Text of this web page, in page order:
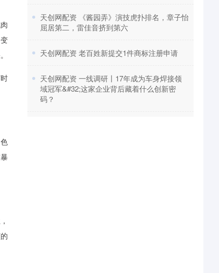
​天创网配资 《酱园弄》演技虎扑排名，章子怡
屈居第二，雷佳音挤到第六
​天创网配资 老百姓新提交1件商标注册申请
​天创网配资 一线调研丨17年成为车身焊接领
域冠军&#32;这家企业背后藏着什么创新密
码？